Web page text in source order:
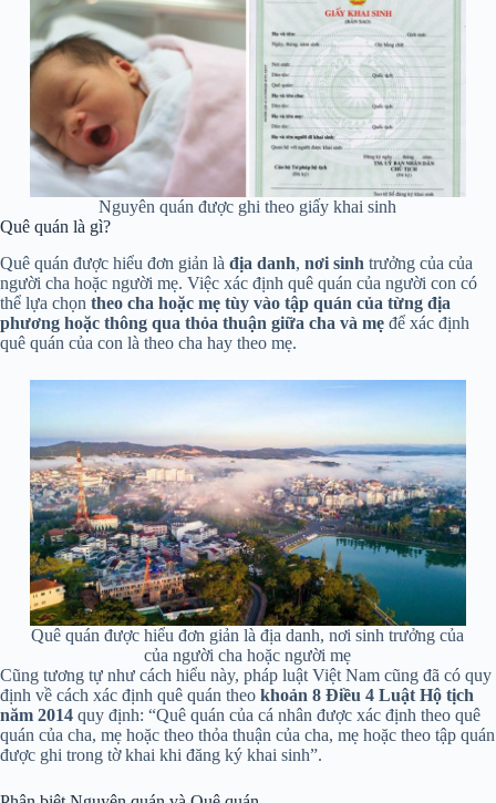
Nguyên quán được ghi theo giấy khai sinh
Quê quán là gì?
Quê quán được hiểu đơn giản là địa danh, nơi sinh trưởng của của
người cha hoặc người mẹ. Việc xác định quê quán của người con có
thể lựa chọn theo cha hoặc mẹ tùy vào tập quán của từng địa
phương hoặc thông qua thỏa thuận giữa cha và mẹ để xác định
quê quán của con là theo cha hay theo mẹ.
Quê quán được hiểu đơn giản là địa danh, nơi sinh trưởng của
của người cha hoặc người mẹ
Cũng tương tự như cách hiểu này, pháp luật Việt Nam cũng đã có quy
định về cách xác định quê quán theo khoản 8 Điều 4 Luật Hộ tịch
năm 2014 quy định: “Quê quán của cá nhân được xác định theo quê
quán của cha, mẹ hoặc theo thỏa thuận của cha, mẹ hoặc theo tập quán
được ghi trong tờ khai khi đăng ký khai sinh”.